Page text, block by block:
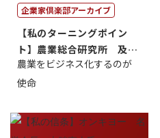
企業家倶楽部アーカイブ
【私のターニングポイン
ト】農業総合研究所 及川
智正
農業をビジネス化するのが
使命